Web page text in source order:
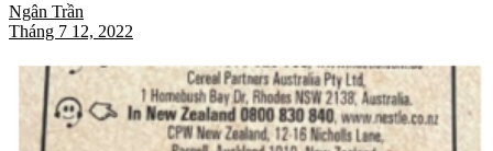
Ngân Trần
Tháng 7 12, 2022